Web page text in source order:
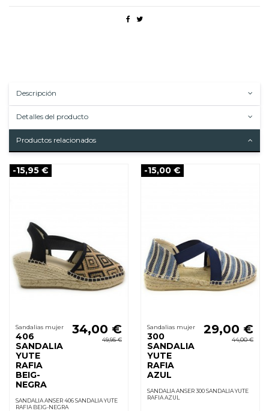
Descripción
Detalles del producto
Productos relacionados
-15,95 €
Sandalias mujer
406
SANDALIA
YUTE
RAFIA
BEIG-
NEGRA
34,00 €
49,95 €
SANDALIA ANSER 406 SANDALIA YUTE
RAFIA BEIG-NEGRA
-15,00 €
Sandalias mujer
300
SANDALIA
YUTE
RAFIA
AZUL
29,00 €
44,00 €
SANDALIA ANSER 300 SANDALIA YUTE
RAFIA AZUL